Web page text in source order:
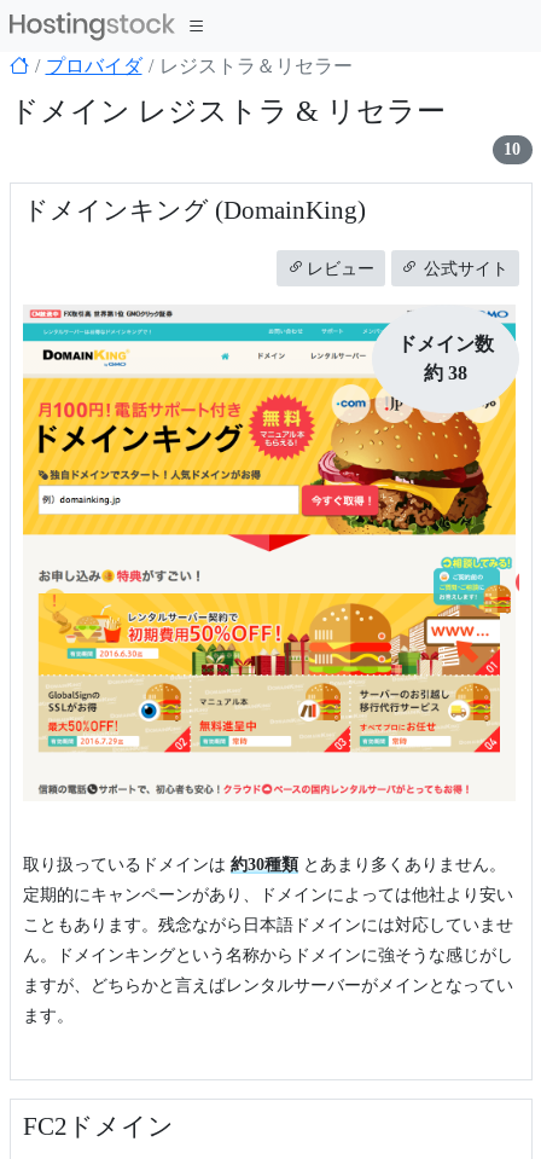
プロバイダ レジストラ＆リセラー
ドメイン レジストラ & リセラー
10
ドメインキング (DomainKing)
レビュー 公式サイト
ドメイン数
約 38
取り扱っているドメインは 約30種類とあまり多くありません。
定期的にキャンペーンがあり、ドメインによっては他社より安い
こともあります。残念ながら日本語ドメインには対応していませ
ん。ドメインキングという名称からドメインに強そうな感じがし
ますが、どちらかと言えばレンタルサーバーがメインとなってい
ます。
FC2ドメイン